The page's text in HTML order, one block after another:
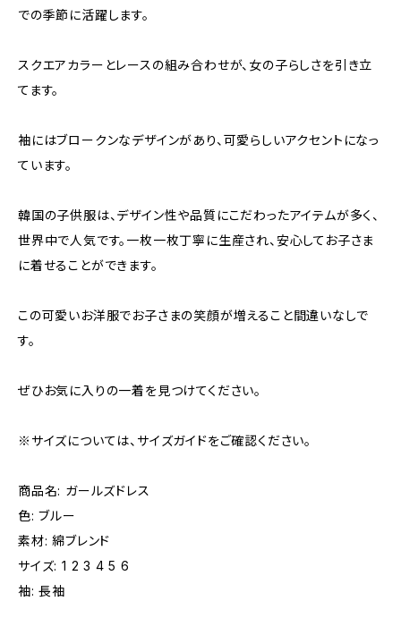
での季節に活躍します。
スクエアカラーとレースの組み合わせが、女の子らしさを引き立
てます。
袖にはブロークンなデザインがあり、可愛らしいアクセントになっ
ています。
韓国の子供服は、デザイン性や品質にこだわったアイテムが多く、
世界中で人気です。一枚一枚丁寧に生産され、安心してお子さま
に着せることができます。
この可愛いお洋服でお子さまの笑顔が増えること間違いなしで
す。
ぜひお気に入りの一着を見つけてください。
※サイズについては、サイズガイドをご確認ください。
商品名: ガールズドレス
色: ブルー
素材: 綿ブレンド
サイズ: 1 2 3 4 5 6
袖: 長袖